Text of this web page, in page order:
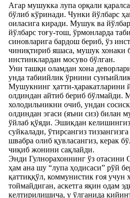
Агар мушукка лупа орқали
бўлиб кўринади. Чунки йўлбарс
оиласига киради. Мушук ва
йўлбарс тоғу-тош, ўрмонларда
синовларига бардош бериб, ўз
чиниқтириб яшаса, мушук хонаки
инстинклардан мосуво бўлган.
Уни ташқи оламдан хона
унда табиийлик ўрнини
Мушукнинг ҳатти-ҳаракатларини
олдиндан айтиб бериб бўлмайди.
холодильникни очиб, ундан
олдиндан эгаси (яъни сиз) билан
ўйлаб қўяди. Эшикдан
суйкалади, ўтирсангиз
швабра олиб қувласангиз, керак
чиқиб жонини сақлайди.
Энди Гулнорахоннинг ўз отасини
ҳам ана шу “лупа ҳодисаси” рўй
қаттиққўл, коммунистик ғоя учун
тоймайдиган, аскетга яқин одам
келтирилишича, у ўлганида